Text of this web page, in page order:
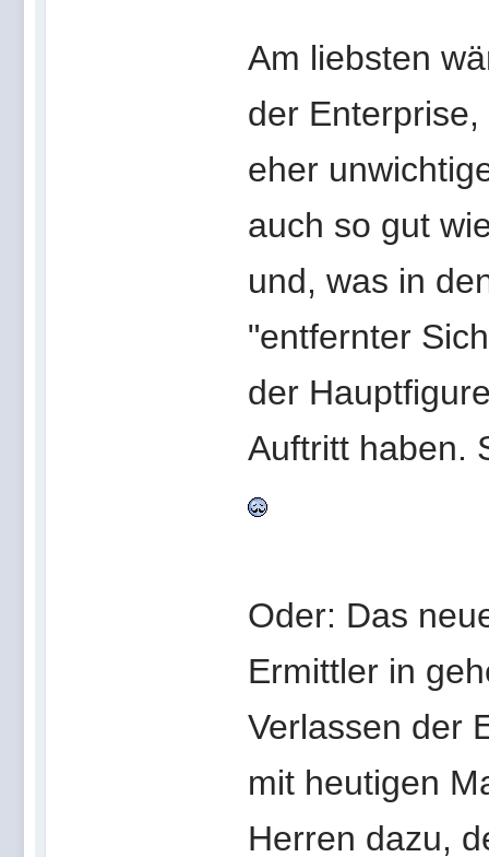
Am liebsten
der
eher
auch so gut
und, was in
"entfernter
der
Auftritt haben.
Oder: Das
Ermittler in
Verlassen der
mit heutigen
Herren dazu,